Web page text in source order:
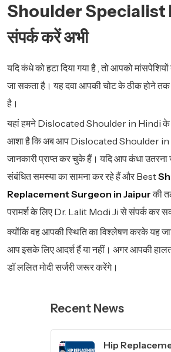
Shoulder Specialist
संपर्क करें अभी
यदि कंधे को हटा दिया गया है , तो आपको
जा सकता है। यह दवा आपकी चोट के ठीक होने तक
है।
यहां हमने Dislocated Shoulder in Hindi के
आशा है कि अब आप Dislocated Shoulder in
जानकारी प्राप्त कर चुके हैं। यदि आप कंधा
संबंधित समस्या का सामना कर रहे हैं और Best
Replacement Surgeon in Jaipurकी
परामर्श के लिए Dr. Lalit Modi Ji से संपर्क कर
क्योंकि वह आपकी स्थिति का विश्लेषण करके यह
आप इसके लिए आदर्श हैं या नहीं। अगर आपकी
डॉ ललित मोदी सर्जरी जरूर करेंगे।
Recent News
Hip